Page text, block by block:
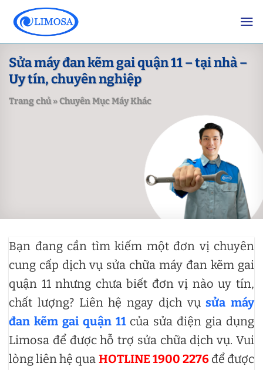
content
Sửa máy đan kẽm gai quận 11 – tại nhà –
Uy tín, chuyên nghiệp
Trang chủ»Chuyên Mục Máy Khác
Bạn đang cần tìm kiếm một đơn vị chuyên
cung cấp dịch vụ sửa chữa máy đan kẽm gai
quận 11 nhưng chưa biết đơn vị nào uy tín,
chất lượng? Liên hệ ngay dịch vụsửa máy
đan kẽm gai quận 11 của sửa điện gia dụng
Limosa để được hỗ trợ sửa chữa dịch vụ. Vui
lòng liên hệ qua HOTLINE 1900 2276để được